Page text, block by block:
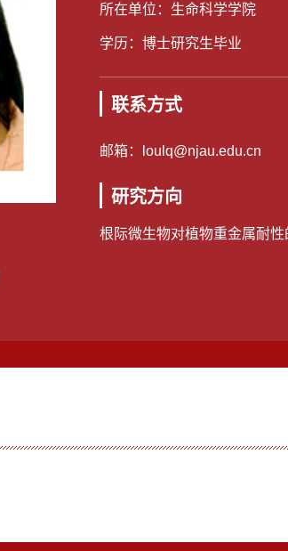
所在单位：生命科学学院
学历：博士研究生毕业
联系方式
邮箱： loulq@njau.edu.cn
研究方向
根际微生物对植物重金属耐